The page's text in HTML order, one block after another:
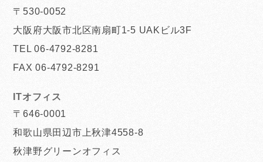
〒530-0052
大阪府大阪市北区南扇町1-5 UAKビル3F
TEL 06-4792-8281
FAX 06-4792-8291
ITオフィス
〒646-0001
和歌山県田辺市上秋津4558-8
秋津野グリーンオフィス